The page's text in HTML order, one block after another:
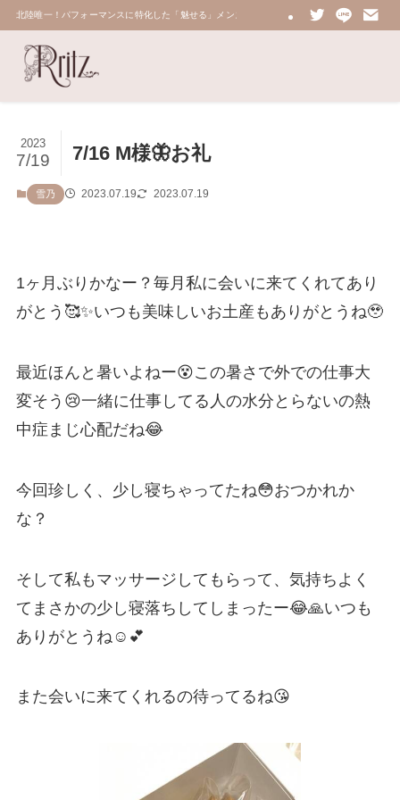
北陸唯一！パフォーマンスに特化した「魅せる」メンズエステ 鼠蹊部・密着・総合技術力
7/16 M様🦋お礼
2023
7/19
雪乃 2023.07.19 2023.07.19
1ヶ月ぶりかなー？毎月私に会いに来てくれてあり
がとう🥰✨いつも美味しいお土産もありがとうね🥹
最近ほんと暑いよねー😵この暑さで外での仕事大
変そう😢一緒に仕事してる人の水分とらないの熱
中症まじ心配だね😂
今回珍しく、少し寝ちゃってたね😳おつかれか
な？
そして私もマッサージしてもらって、気持ちよく
てまさかの少し寝落ちしてしまったー😂🙏いつも
ありがとうね☺️💕
また会いに来てくれるの待ってるね😘